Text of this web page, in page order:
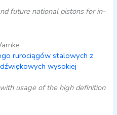
future national pistons for in-
rurociągów stalowych z
wysokiej
usage of the high definition